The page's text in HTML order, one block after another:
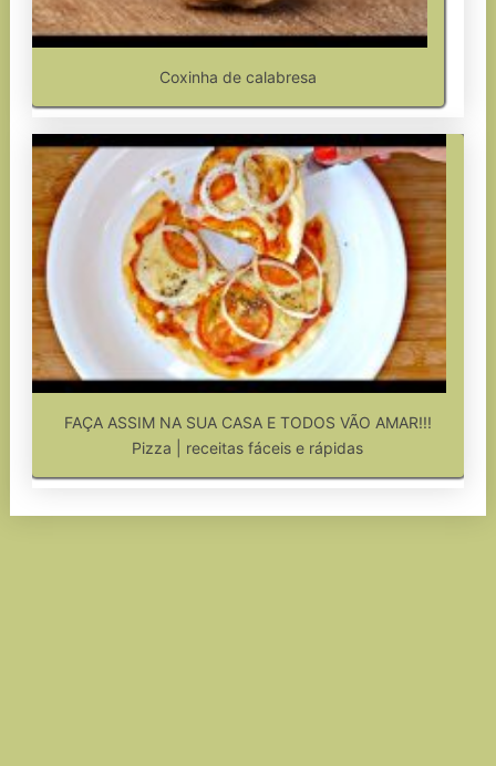
Coxinha de calabresa
FAÇA ASSIM NA SUA CASA E TODOS VÃO AMAR!!!
Pizza | receitas fáceis e rápidas